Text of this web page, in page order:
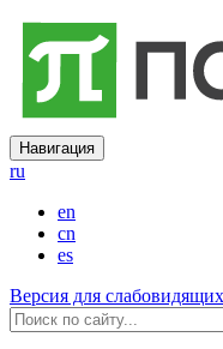
Навигация
ru
en
cn
es
Версия для слабовидящих